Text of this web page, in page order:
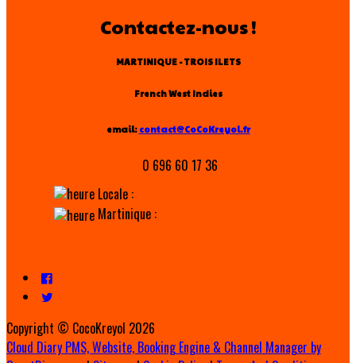
Contactez-nous !
MARTINIQUE - TROIS ILETS
French West Indies
email: contact@CoCoKreyol.fr
0 696 60 17 36
Locale :
Martinique :
Copyright © CocoKreyol 2026
Cloud Diary PMS, Website, Booking Engine & Channel Manager by